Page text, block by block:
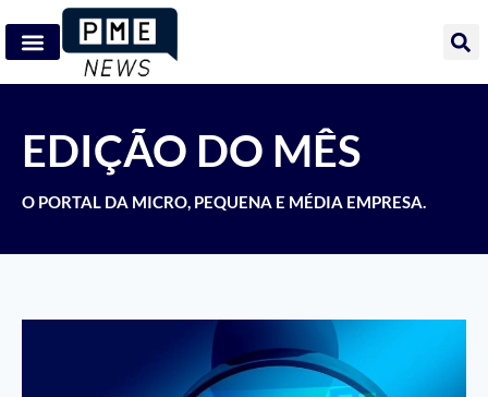
EDIÇÃO DO MÊS
O PORTAL DA MICRO, PEQUENA E MÉDIA EMPRESA.